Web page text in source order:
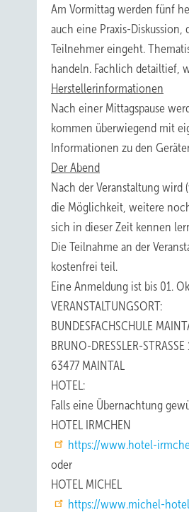
Am Vormittag werden fünf
auch eine Praxis-Diskussion,
Teilnehmer eingeht.
handeln. Fachlich detailtief,
Herstellerinformationen
Nach einer Mittagspause
kommen überwiegend mit
Informationen zu den
Der Abend
Nach der Veranstaltung
die Möglichkeit, weitere
sich in dieser Zeit kennen
Die Teilnahme an der
kostenfrei teil.
Eine Anmeldung ist bis 01.
VERANSTALTUNGSORT:
BUNDESFACHSCHULE
BRUNO-DRESSLER-STRASSE
63477 MAINTAL
HOTEL:
Falls eine Übernachtung
HOTEL IRMCHEN
https://www.hotel-
oder
HOTEL MICHEL
https://www.michel-